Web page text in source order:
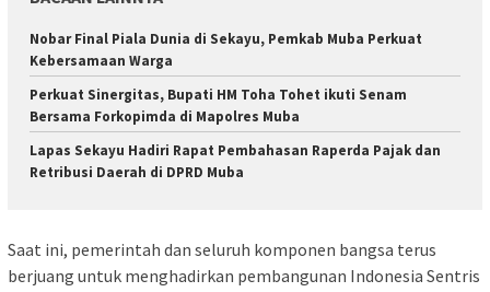
Nobar Final Piala Dunia di Sekayu, Pemkab Muba Perkuat
Kebersamaan Warga
Perkuat Sinergitas, Bupati HM Toha Tohet ikuti Senam
Bersama Forkopimda di Mapolres Muba
Lapas Sekayu Hadiri Rapat Pembahasan Raperda Pajak dan
Retribusi Daerah di DPRD Muba
Saat ini, pemerintah dan seluruh komponen bangsa terus
berjuang untuk menghadirkan pembangunan Indonesia Sentris